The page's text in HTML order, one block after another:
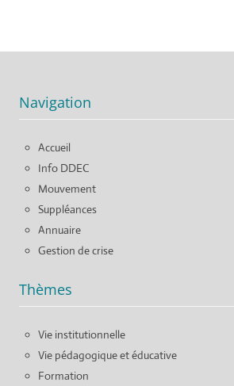
Navigation
Accueil
Info DDEC
Mouvement
Suppléances
Annuaire
Gestion de crise
Thèmes
Vie institutionnelle
Vie pédagogique et éducative
Formation